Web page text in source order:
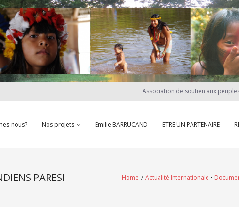
Association de soutien aux
nous? Nos projets Emilie BARRUCAND ETRE UN PARTENAIRE
PARESI Home / Actualité Internationale •